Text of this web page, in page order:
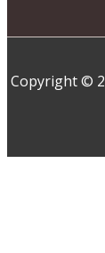
Copyright ©